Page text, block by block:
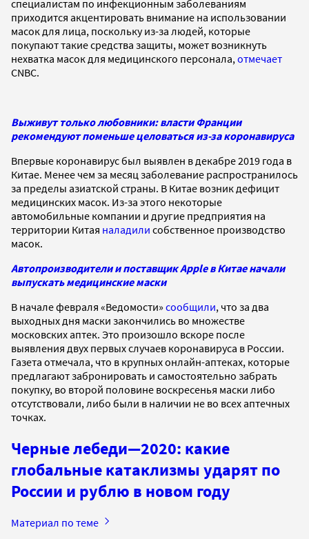
специалистам по инфекционным заболеваниям
приходится акцентировать внимание на использовании
масок для лица, поскольку из-за людей, которые
покупают такие средства защиты, может возникнуть
нехватка масок для медицинского персонала, отмечает
CNBC.
Выживут только любовники: власти Франции
рекомендуют поменьше целоваться из-за коронавируса
Впервые коронавирус был выявлен в декабре 2019 года в
Китае. Менее чем за месяц заболевание распространилось
за пределы азиатской страны. В Китае возник дефицит
медицинских масок. Из-за этого некоторые
автомобильные компании и другие предприятия на
территории Китая наладили собственное производство
масок.
Автопроизводители и поставщик Apple в Китае начали
выпускать медицинские маски
В начале февраля «Ведомости» сообщили, что за два
выходных дня маски закончились во множестве
московских аптек. Это произошло вскоре после
выявления двух первых случаев коронавируса в России.
Газета отмечала, что в крупных онлайн-аптеках, которые
предлагают забронировать и самостоятельно забрать
покупку, во второй половине воскресенья маски либо
отсутствовали, либо были в наличии не во всех аптечных
точках.
Черные лебеди—2020: какие
глобальные катаклизмы ударят по
России и рублю в новом году
Материал по теме